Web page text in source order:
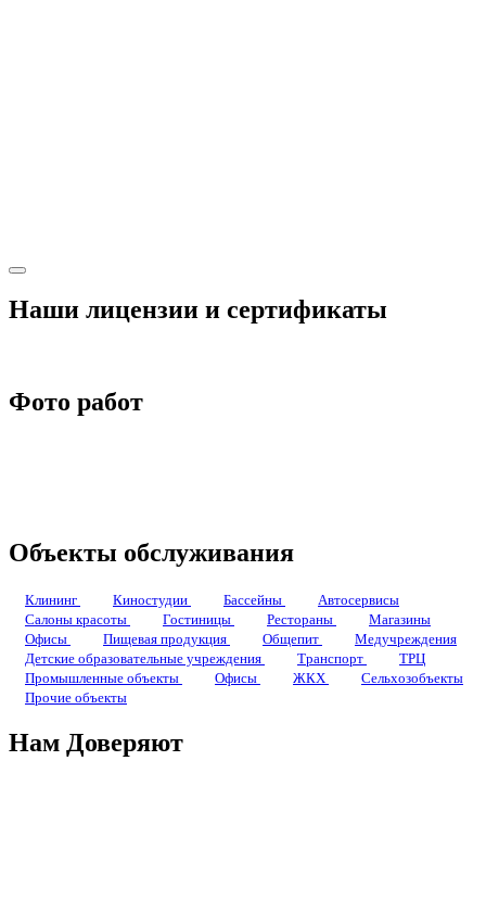
Наши лицензии и сертификаты
Фото работ
Объекты обслуживания
Клининг Киностудии Бассейны
Автосервисы
Салоны красоты
Гостиницы Рестораны
Магазины
Офисы
Пищевая продукция Общепит
Медучреждения
Детские образовательные учреждения
Транспорт
ТРЦ
Промышленные объекты
Офисы ЖКХ
Сельхозобъекты
Прочие объекты
Нам Доверяют